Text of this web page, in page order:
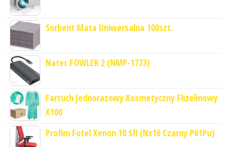
Sorbent Mata Uniwersalna 100szt.
Natec FOWLER 2 (NMP-1773)
Fartuch Jednorazowy Kosmetyczny Flizelinowy
X100
Profim Fotel Xenon 10 Sfl (Nx16 Czarny P61Pu)